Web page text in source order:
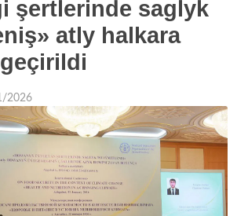
şertlerinde saglyk
atly halkara
2026